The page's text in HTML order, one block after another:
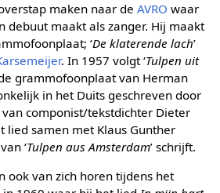
maken naar de AVRO waar
debuut maakt als zanger. Hij maakt
‘De klaterende lach’
. In 1957 volgt ‘Tulpen uit
grammofoonplaat van Herman
in het Duits geschreven door
componist/tekstdichter Dieter
lied samen met Klaus Gunther
‘Tulpen aus Amsterdam’ schrijft.
ook van zich horen tijdens het